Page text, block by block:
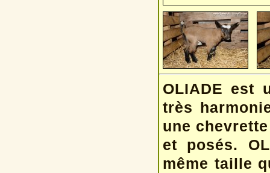
OLIADE est
très
une
et posés.
même taille